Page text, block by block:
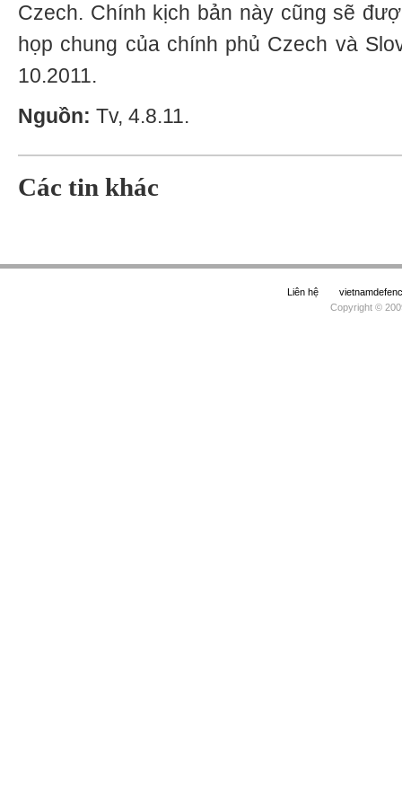
Czech. Chính kịch bản này cũng sẽ
họp chung của chính phủ Czech và
10.2011.
Nguồn: Tv, 4.8.11.
Các tin khác
Liên hệ
Copyright ©